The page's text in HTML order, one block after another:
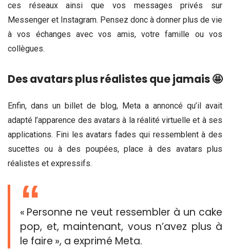
ces réseaux ainsi que vos messages privés sur
Messenger et Instagram. Pensez donc à donner plus de vie
à vos échanges avec vos amis, votre famille ou vos
collègues.
Des avatars plus réalistes que jamais 🤩
Enfin, dans un billet de blog, Meta a annoncé qu’il avait
adapté l’apparence des avatars à la réalité virtuelle et à ses
applications. Fini les avatars fades qui ressemblent à des
sucettes ou à des poupées, place à des avatars plus
réalistes et expressifs.
« Personne ne veut ressembler à un cake
pop, et, maintenant, vous n’avez plus à
le faire », a exprimé Meta.